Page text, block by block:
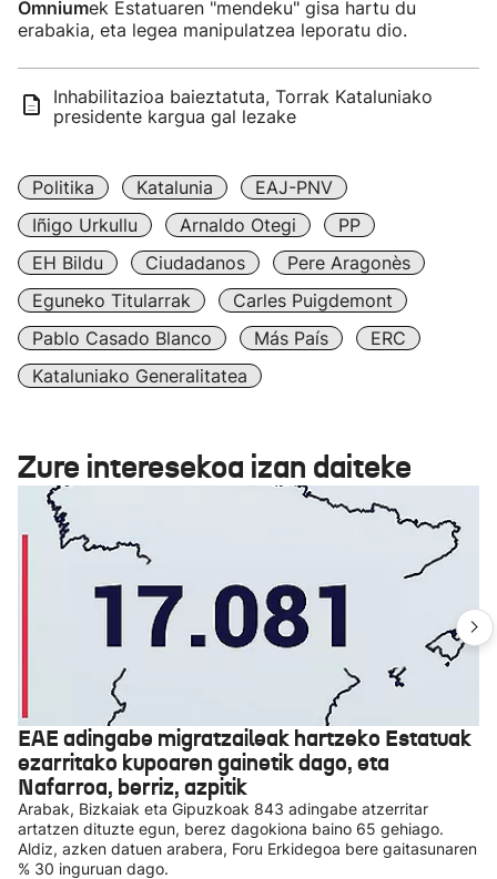
Omniumek Estatuaren "mendeku" gisa hartu du
erabakia, eta legea manipulatzea leporatu dio.
Inhabilitazioa baieztatuta, Torrak Kataluniako
presidente kargua gal lezake
Politika Katalunia
EAJ-PNV
Iñigo Urkullu
Arnaldo Otegi
PP
EH Bildu
Ciudadanos
Pere Aragonès
Eguneko Titularrak
Carles Puigdemont
Pablo Casado Blanco
Más País
ERC
Kataluniako Generalitatea
Zure interesekoa izan daiteke
EAE adingabe migratzaileak hartzeko Estatuak
ezarritako kupoaren gainetik dago, eta
Nafarroa, berriz, azpitik
Arabak, Bizkaiak eta Gipuzkoak 843 adingabe atzerritar
artatzen dituzte egun, berez dagokiona baino 65 gehiago.
Aldiz, azken datuen arabera, Foru Erkidegoa bere gaitasunaren
% 30 inguruan dago.